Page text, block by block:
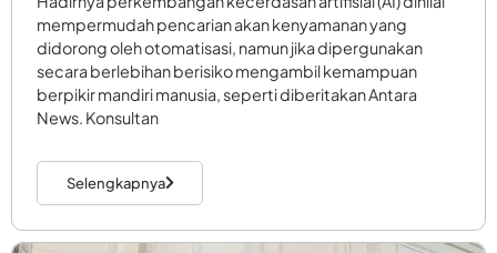
mempermudah pencarian akan kenyamanan yang
didorong oleh otomatisasi, namun jika dipergunakan
secara berlebihan berisiko mengambil kemampuan
berpikir mandiri manusia, seperti diberitakan Antara
News. Konsultan
Selengkapnya